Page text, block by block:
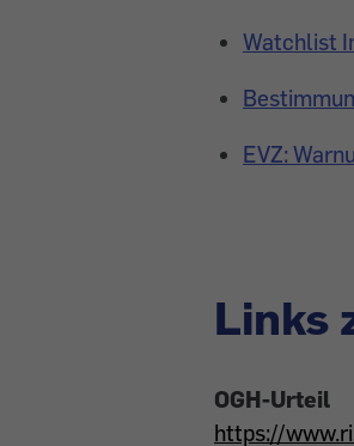
Watchlist
EVZ:
Links
OGH-Urteil
https://